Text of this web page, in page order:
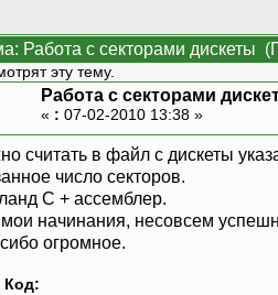
Работа с секторами дискеты
эту тему.
Работа с секторами
« : 07-02-2010 13:38 »
считать в файл с дискеты
число секторов.
С + ассемблер.
начинания, несовсем
огромное.
Код: